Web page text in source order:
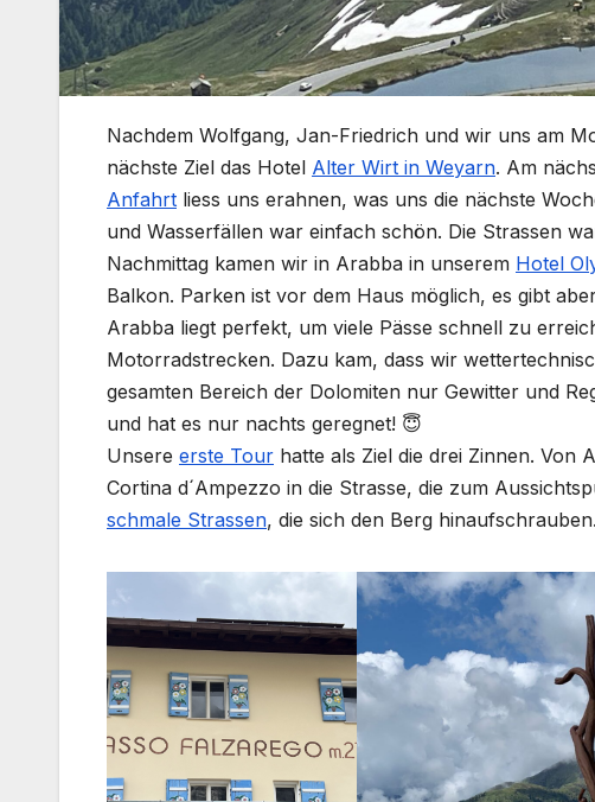
Nachdem Wolfgang, Jan-Friedrich und wir uns am
nächste Ziel das Hotel Alter Wirt in Weyarn. Am
Anfahrt liess uns erahnen, was uns die nächste
und Wasserfällen war einfach schön. Die Strassen
Nachmittag kamen wir in Arabba in unserem Hotel
Balkon. Parken ist vor dem Haus möglich, es gibt
Arabba liegt perfekt, um viele Pässe schnell zu
Motorradstrecken. Dazu kam, dass wir
gesamten Bereich der Dolomiten nur Gewitter und
und hat es nur nachts geregnet! 😇
Unsere erste Tour hatte als Ziel die drei Zinnen. Von
Cortina d´Ampezzo in die Strasse, die zum
schmale Strassen, die sich den Berg hinaufschrauben.